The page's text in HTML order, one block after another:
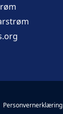
Personvernerklæring